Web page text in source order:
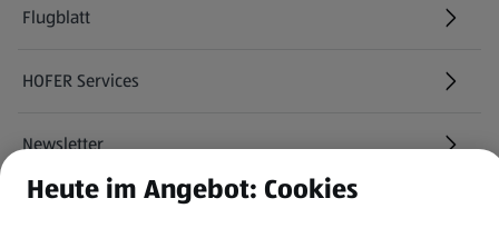
Flugblatt
HOFER Services
Newsletter
WhatsApp
Heute im Angebot: Cookies